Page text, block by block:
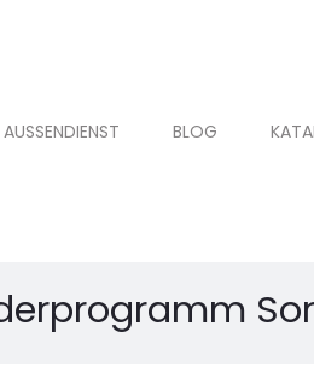
AUSSENDIENST BLOG